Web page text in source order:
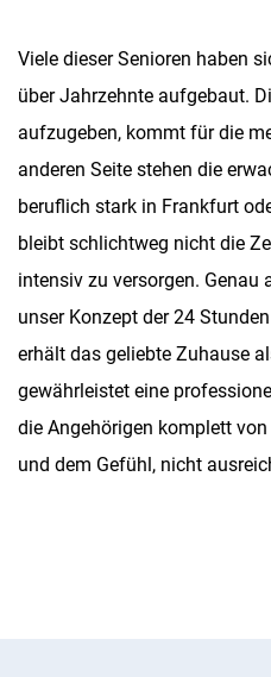
Viele dieser Senioren haben
über Jahrzehnte aufgebaut.
aufzugeben, kommt für die
anderen Seite stehen die
beruflich stark in Frankfurt
bleibt schlichtweg nicht die
intensiv zu versorgen.
unser Konzept der 24
erhält das geliebte Zuhause
gewährleistet eine
die Angehörigen komplett
und dem Gefühl, nicht